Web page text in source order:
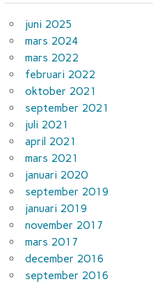
juni 2025
mars 2024
mars 2022
februari 2022
oktober 2021
september 2021
juli 2021
april 2021
mars 2021
januari 2020
september 2019
januari 2019
november 2017
mars 2017
december 2016
september 2016